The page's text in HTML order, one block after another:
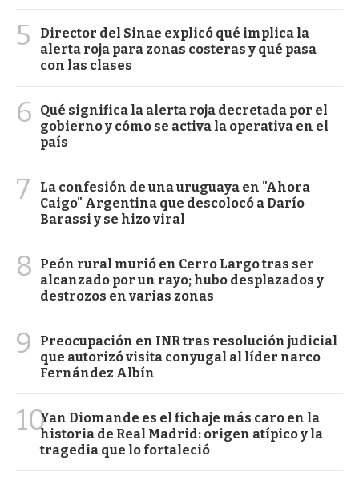
5
Director del Sinae explicó qué implica la
alerta roja para zonas costeras y qué pasa
con las clases
6
Qué significa la alerta roja decretada por el
gobierno y cómo se activa la operativa en el
país
7
La confesión de una uruguaya en "Ahora
Caigo" Argentina que descolocó a Darío
Barassi y se hizo viral
8
Peón rural murió en Cerro Largo tras ser
alcanzado por un rayo; hubo desplazados y
destrozos en varias zonas
9
Preocupación en INR tras resolución judicial
que autorizó visita conyugal al líder narco
Fernández Albín
10Yan Diomande es el fichaje más caro en la
historia de Real Madrid: origen atípico y la
tragedia que lo fortaleció